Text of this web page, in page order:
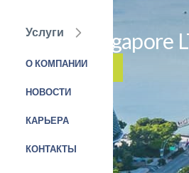
Услуги
О КОМПАНИИ
НОВОСТИ
КАРЬЕРА
КОНТАКТЫ
Bank of Singapore
ЗАЯВКА НА УСЛУГУ